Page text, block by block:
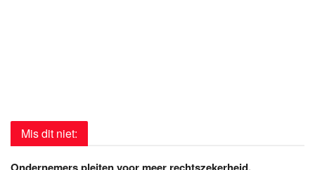
Mis dit niet: